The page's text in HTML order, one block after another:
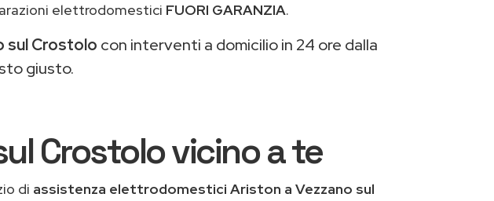
elettrodomestici FUORI GARANZIA.
sul Crostolo con interventi a domicilio in 24 ore dalla
giusto.
Crostolo vicino a te
di assistenza elettrodomestici Ariston a Vezzano sul